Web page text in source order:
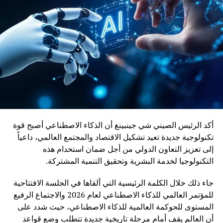
بناء منظومة نقل سككي أكثر نجاعة واستدامة، بما يواكب
التحولات الاقتصادية ويعزز دور السكك الحديدية كرافعة للتنمية
وربط مختلف جهات المملكة
أكد الرئيس الصيني شي جينبينغ أن الذكاء الاصطناعي أصبح قوة
تكنولوجية جديدة تعيد تشكيل الاقتصاد والمجتمع العالمي، داعياً
إلى تعزيز التعاون الدولي من أجل ضمان استخدام هذه
التكنولوجيا لخدمة البشرية وتحقيق التنمية المشتركة.
جاء ذلك خلال الكلمة الرئيسية التي ألقاها في الجلسة الافتتاحية
للمؤتمر العالمي للذكاء الاصطناعي لعام 2026 والاجتماع الرفيع
المستوى للحوكمة العالمية للذكاء الاصطناعي، حيث شدد على
أن العالم يقف أمام مرحلة تاريخية جديدة تتطلب وضع قواعد